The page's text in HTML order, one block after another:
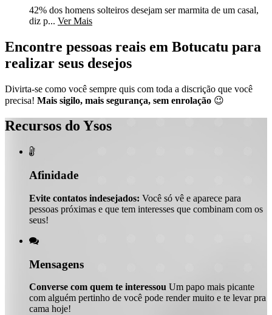
42% dos homens solteiros desejam ser marmita de um casal,
diz p... Ver Mais
Encontre pessoas reais em Botucatu para
realizar seus desejos
Divirta-se como você sempre quis com toda a discrição que você
precisa! Mais sigilo, mais segurança, sem enrolação 😉
Recursos do Ysos

Afinidade
Evite contatos indesejados: Você só vê e aparece para
pessoas próximas e que tem interesses que combinam com os
seus!

Mensagens
Converse com quem te interessou Um papo mais picante
com alguém pertinho de você pode render muito e te levar pra
cama hoje!